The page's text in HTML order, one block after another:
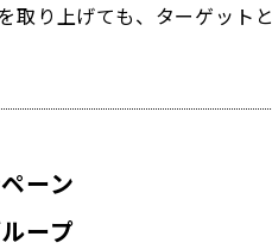
取り上げても、ターゲッ
ーン
ープ